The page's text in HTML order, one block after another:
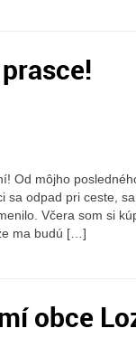
Od môjho
sa odpad pri ceste,
Včera som si
ma budú […]
obce